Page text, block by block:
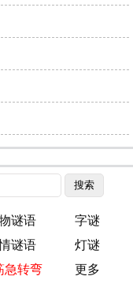
谜语
字谜
谜语
灯谜
急转弯 更多